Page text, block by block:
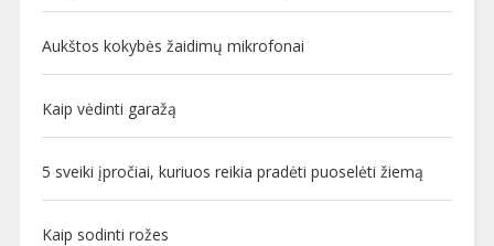
Aukštos kokybės žaidimų mikrofonai
Kaip vėdinti garažą
5 sveiki įpročiai, kuriuos reikia pradėti puoselėti žiemą
Kaip sodinti rožes